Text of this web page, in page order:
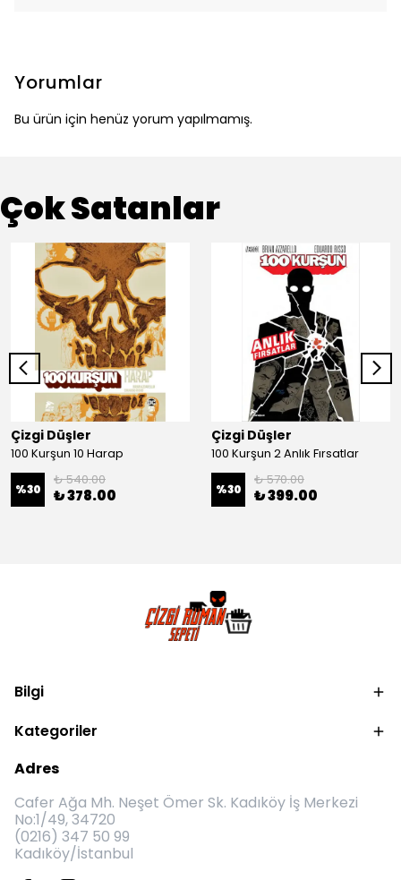
Yorumlar
Bu ürün için henüz yorum yapılmamış.
Çok Satanlar
Çizgi Düşler
100 Kurşun 10 Harap
%30
₺ 540.00
₺ 378.00
Çizgi Düşler
100 Kurşun 2 Anlık Fırsatlar
%30
₺ 570.00
₺ 399.00
Bilgi
Kategoriler
Adres
Cafer Ağa Mh. Neşet Ömer Sk. Kadıköy İş Merkezi
No:1/49, 34720
(0216) 347 50 99
Kadıköy/İstanbul